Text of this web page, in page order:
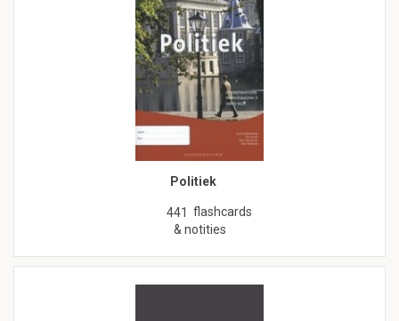
Politiek
441 flashcards
& notities